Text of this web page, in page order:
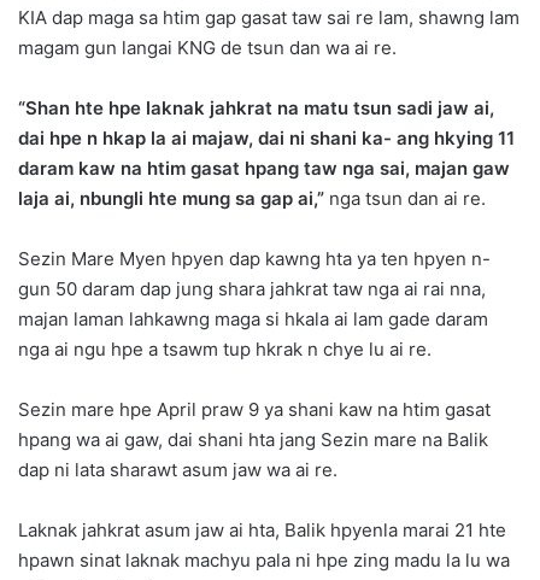
KIA dap maga sa htim gap gasat taw sai re lam, shawng lam
magam gun langai KNG de tsun dan wa ai re.
“Shan hte hpe laknak jahkrat na matu tsun sadi jaw ai,
dai hpe n hkap la ai majaw, dai ni shani ka- ang hkying 11
daram kaw na htim gasat hpang taw nga sai, majan gaw
laja ai, nbungli hte mung sa gap ai,” nga tsun dan ai re.
Sezin Mare Myen hpyen dap kawng hta ya ten hpyen n-
gun 50 daram dap jung shara jahkrat taw nga ai rai nna,
majan laman lahkawng maga si hkala ai lam gade daram
nga ai ngu hpe a tsawm tup hkrak n chye lu ai re.
Sezin mare hpe April praw 9 ya shani kaw na htim gasat
hpang wa ai gaw, dai shani hta jang Sezin mare na Balik
dap ni lata sharawt asum jaw wa ai re.
Laknak jahkrat asum jaw ai hta, Balik hpyenla marai 21 hte
hpawn sinat laknak machyu pala ni hpe zing madu la lu wa